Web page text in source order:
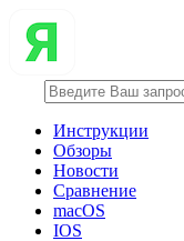
Инструкции
Обзоры
Новости
Сравнение
macOS
IOS